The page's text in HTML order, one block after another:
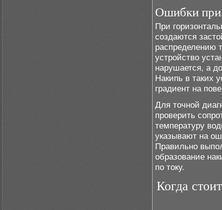
Ошибки при
При
создаются
распределению
устройство
нарушается, а
Накипь в таких
градиент на
Для точной
проверить
температуру
указывают на
Правильно
образование
по току.
Когда